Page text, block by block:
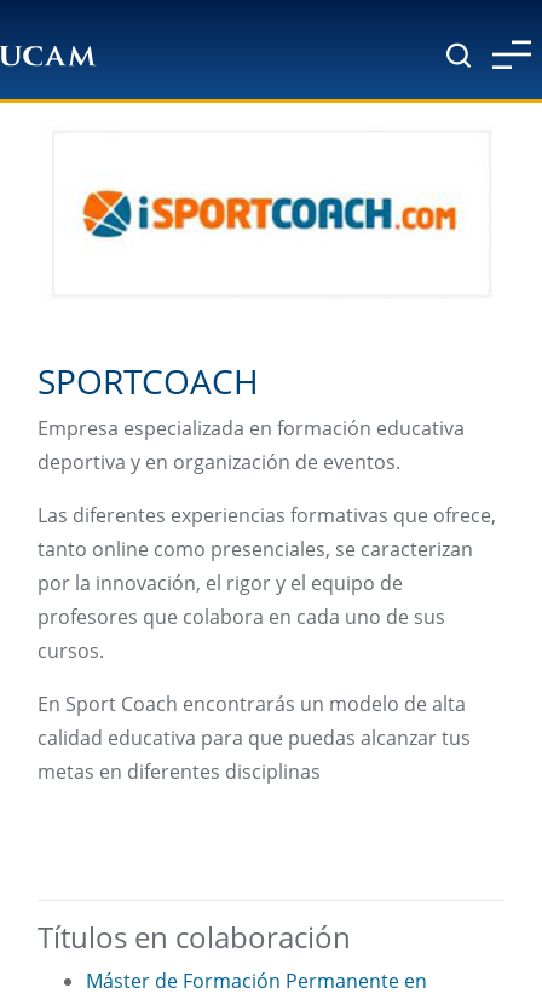
SPORTCOACH
Empresa especializada en formación educativa
deportiva y en organización de eventos.
Las diferentes experiencias formativas que ofrece,
tanto online como presenciales, se caracterizan
por la innovación, el rigor y el equipo de
profesores que colabora en cada uno de sus
cursos.
En Sport Coach encontrarás un modelo de alta
calidad educativa para que puedas alcanzar tus
metas en diferentes disciplinas
Títulos en colaboración
Máster de Formación Permanente en